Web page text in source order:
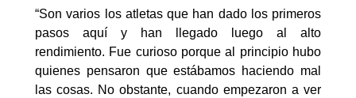
“Son varios los atletas que han dado los primeros
pasos aquí y han llegado luego al alto
rendimiento. Fue curioso porque al principio hubo
quienes pensaron que estábamos haciendo mal
las cosas. No obstante, cuando empezaron a ver